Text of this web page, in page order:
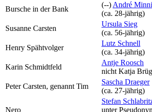
Bursche in der Bank
(--) André
(ca. 28‑jährig)
Susanne Carsten
Ursula Sieg
(ca. 56‑jährig)
Henry Spähtvolger
Lutz Schnell
(ca. 34‑jährig)
Karin Schmidtfeld
Antje Roosch
nicht Katja
Peter Carsten, genannt Tim
Sascha Draeger
(ca. 27‑jährig)
Nero
Stefan
unter